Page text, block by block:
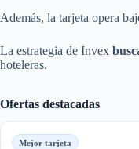
Además, la tarjeta opera
La estrategia de Invex
hoteleras.
Ofertas destacadas
Mejor tarjeta